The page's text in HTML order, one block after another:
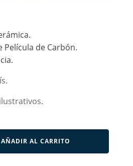
Película de Carbón.
AÑADIR AL CARRITO